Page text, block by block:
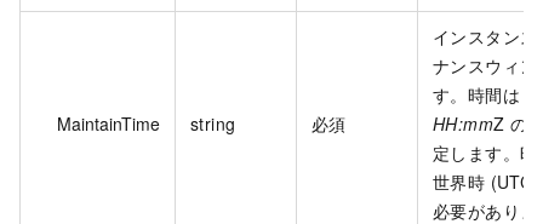
MaintainTime string 必須
インスタン
ナンスウィン
す。時間は
HH:mmZ の
定します。
世界時
必要がありま